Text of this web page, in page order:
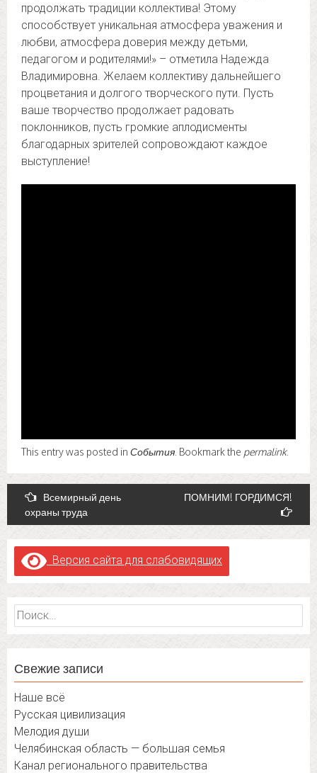
продолжать традиции коллектива! Этому
способствует уникальная атмосфера уважения и
любви, атмосфера доверия между детьми,
педагогом и родителями!» – отметила Надежда
Владимировна. Желаем коллективу дальнейшего
процветания и долгого творческого пути. Пусть
ваше творчество продолжает радовать
поклонников, пусть громкие аплодисменты
благодарных зрителей сопровождают каждое
выступление!
This entry was posted in События . Bookmark the permalink.
Post
navigation
Всемирный день
охраны труда
ПОМНИМ! ГОРДИМСЯ!
Версия сайта для слабовидящих
Найти:
Свежие записи
Наше всё
Русская цивилизация
Мелодия души
Челябинская область — большая семья
Канал регионального правительства